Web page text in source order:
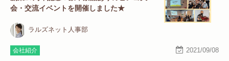
会・交流イベントを開催しました★
ラルズネット人事部
会社紹介 2021/09/08